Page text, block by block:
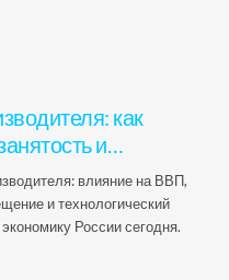
как
и
Россиивлияние на ВВП,
и технологический
России сегодня.